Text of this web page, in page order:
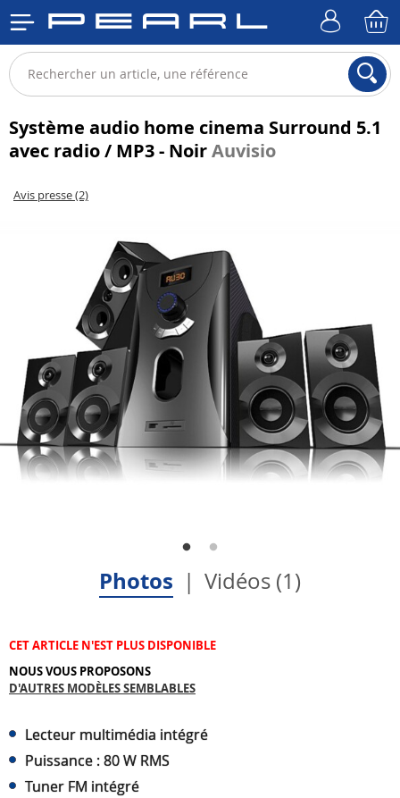
Système audio home cinema Surround 5.1
avec radio / MP3 - NoirAuvisio
Avis presse (2)
Photos Vidéos (1)
CET ARTICLE N'EST PLUS DISPONIBLE
NOUS VOUS PROPOSONS
D'AUTRES MODÈLES SEMBLABLES
Lecteur multimédia intégré
Puissance : 80 W RMS
Tuner FM intégré